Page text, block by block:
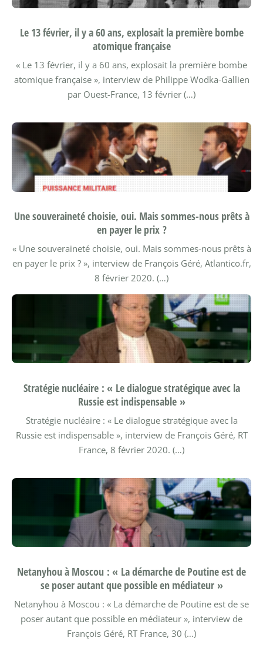
Le 13 février, il y a 60 ans, explosait la première bombe
atomique française
« Le 13 février, il y a 60 ans, explosait la première bombe
atomique française », interview de Philippe Wodka-Gallien
par Ouest-France, 13 février (…)
Une souveraineté choisie, oui. Mais sommes-nous prêts à
en payer le prix ?
« Une souveraineté choisie, oui. Mais sommes-nous prêts à
en payer le prix ? », interview de François Géré, Atlantico.fr,
8 février 2020. (…)
Stratégie nucléaire : « Le dialogue stratégique avec la
Russie est indispensable »
Stratégie nucléaire : « Le dialogue stratégique avec la
Russie est indispensable », interview de François Géré, RT
France, 8 février 2020. (…)
Netanyhou à Moscou : « La démarche de Poutine est de
se poser autant que possible en médiateur »
Netanyhou à Moscou : « La démarche de Poutine est de se
poser autant que possible en médiateur », interview de
François Géré, RT France, 30 (…)